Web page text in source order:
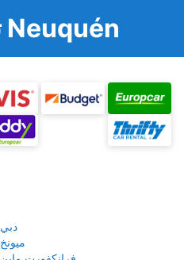
تأجير سيارة في Neuquén
دبي
ميونخ